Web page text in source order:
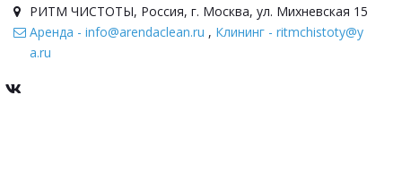
РИТМ ЧИСТОТЫ, Россия, г. Москва, ул. Михневская 15
Аренда - info@arendaclean.ru , Клининг - ritmchistoty@y
a.ru